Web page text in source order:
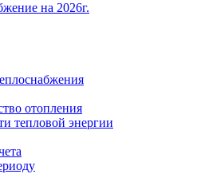
на 2026г.
отопления
тепловой энергии